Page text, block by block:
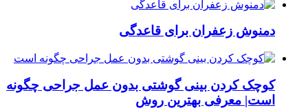
دمنوش زعفران برای قاعدگی
کوچک کردن بینی گوشتی بدون عمل جراحی چگونه
است| معرفی بهترین روش